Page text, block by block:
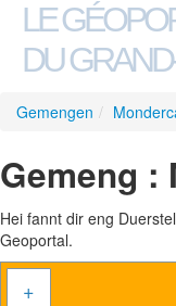
LE
DU
Gemengen /
Gemeng :
Hei fannt dir eng
Geoportal.
+